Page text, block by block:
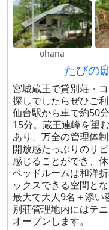
ohana
たびの
宮城蔵王で貸別荘・
探しでしたらぜひご利
仙台駅から車で約50
15分。蔵王連峰を望
あり、万全の管理体制
開放感たっぷりのリ
感じることができ、
ベッドルームは和洋
ックスできる空間とな
最大で大人9名＋添い
別荘管理地内にはテ
オープンします。